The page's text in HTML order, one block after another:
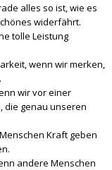
alles so ist, wie es
widerfährt.
tolle Leistung
wenn wir merken,
wir vor einer
die genau unseren
Kraft geben
andere Menschen